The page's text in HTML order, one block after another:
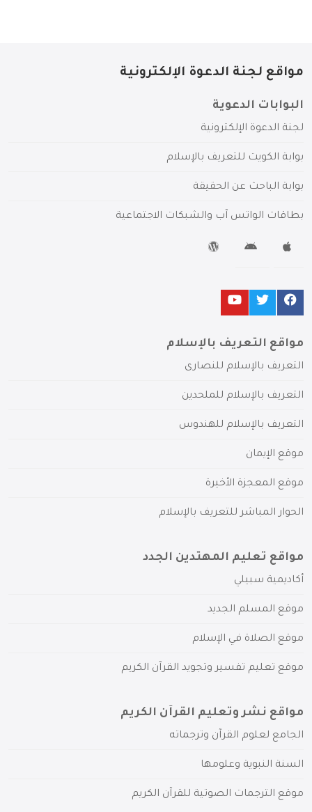
مواقع لجنة الدعوة الإلكترونية
البوابات الدعوية
لجنة الدعوة الإلكترونية
بوابة الكويت للتعريف بالإسلام
بوابة الباحث عن الحقيقة
بطاقات الواتس آب والشبكات الاجتماعية
مواقع التعريف بالإسلام
التعريف بالإسلام للنصارى
التعريف بالإسلام للملحدين
التعريف بالإسلام للهندوس
موقع الإيمان
موقع المعجزة الأخيرة
الحوار المباشر للتعريف بالإسلام
مواقع تعليم المهتدين الجدد
أكاديمية سبيلي
موقع المسلم الجديد
موقع الصلاة في الإسلام
موقع تعليم تفسير وتجويد القرآن الكريم
مواقع نشر وتعليم القرآن الكريم
الجامع لعلوم القرآن وترجماته
السنة النبوية وعلومها
موقع الترجمات الصوتية للقرآن الكريم